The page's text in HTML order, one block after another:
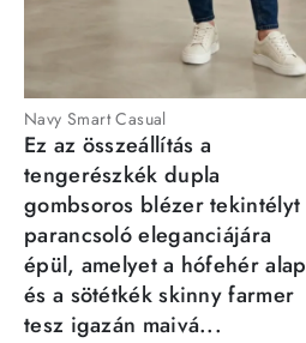
Navy Smart Casual
Ez az összeállítás a
tengerészkék dupla
gombsoros blézer tekintélyt
parancsoló eleganciájára
épül, amelyet a hófehér alap
és a sötétkék skinny farmer
tesz igazán maivá...